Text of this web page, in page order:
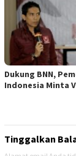
Dukung BNN,
Indonesia Minta
Tinggalkan